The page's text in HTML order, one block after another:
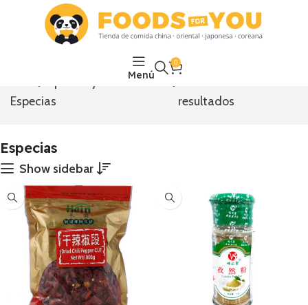
Menú
0
Especias y Condimentos
Especias
resultados
Especias
Show sidebar